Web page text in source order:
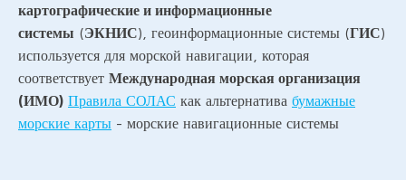
картографические и информационные
системы (ЭКНИС), геоинформационные системы (ГИС)
используется для морской навигации, которая
соответствует Международная морская организация
(ИМО) Правила СОЛАС как альтернатива бумажные
морские карты - морские навигационные системы